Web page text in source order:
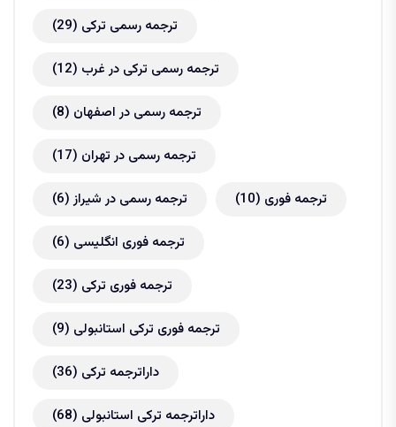
ترجمه رسمی ترکی (29)
ترجمه رسمی ترکی در غرب (12)
ترجمه رسمی در اصفهان (8)
ترجمه رسمی در تهران (17)
ترجمه رسمی در شیراز(6) ترجمه فوری (10)
ترجمه فوری انگلیسی (6)
ترجمه فوری ترکی (23)
ترجمه فوری ترکی استانبولی (9)
داراترجمه ترکی (36)
داراترجمه ترکی استانبولی (68)